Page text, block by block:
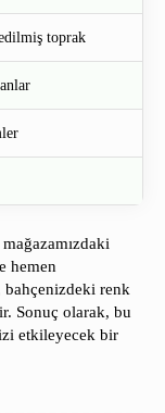
toprak
hemen
bahçenizdeki renk
Sonuç olarak, bu
etkileyecek bir